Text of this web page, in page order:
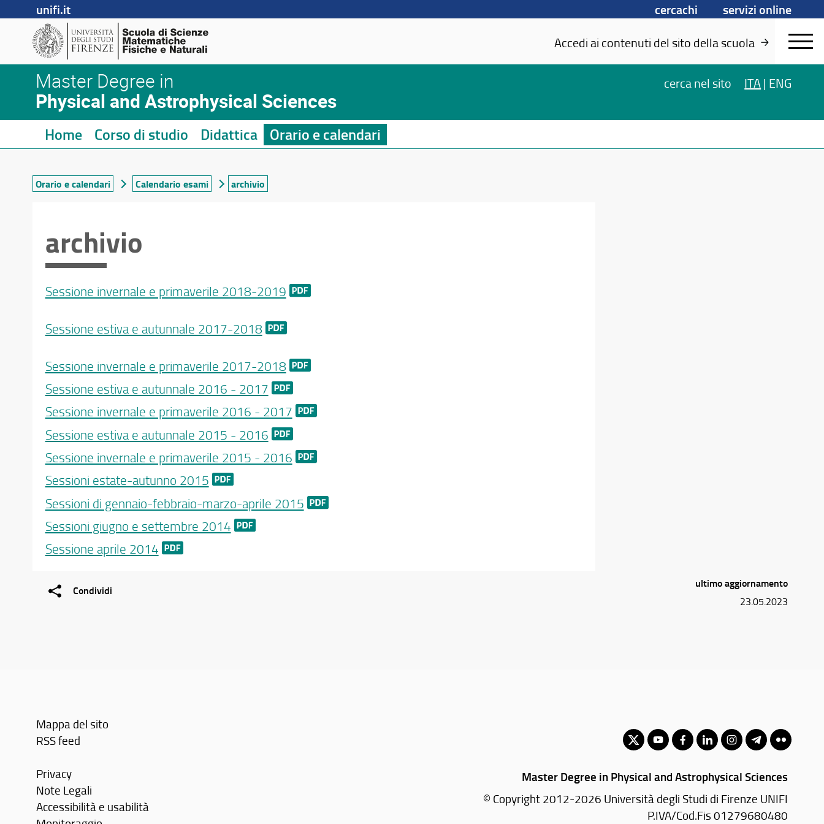
unifi.it cercachi
servizi online
Accedi ai contenuti del sito della scuola
Master Degree in
Physical and Astrophysical Sciences
cerca nel sito ITA | ENG
Home Corso di studio Didattica Orario e calendari
Orario e calendari Calendario esami archivio
archivio
Sessione invernale e primaverile 2018-2019
Sessione estiva e autunnale 2017-2018
Sessione invernale e primaverile 2017-2018
Sessione estiva e autunnale 2016 - 2017
Sessione invernale e primaverile 2016 - 2017
Sessione estiva e autunnale 2015 - 2016
Sessione invernale e primaverile 2015 - 2016
Sessioni estate-autunno 2015
Sessioni di gennaio-febbraio-marzo-aprile 2015
Sessioni giugno e settembre 2014
Sessione aprile 2014
Condividi
ultimo aggiornamento
23.05.2023
Mappa del sito
RSS feed
Privacy
Note Legali
Accessibilità e usabilità
Master Degree in Physical and Astrophysical Sciences
© Copyright 2012-2026 Università degli Studi di Firenze UNIFI
P.IVA/Cod.Fis 01279680480